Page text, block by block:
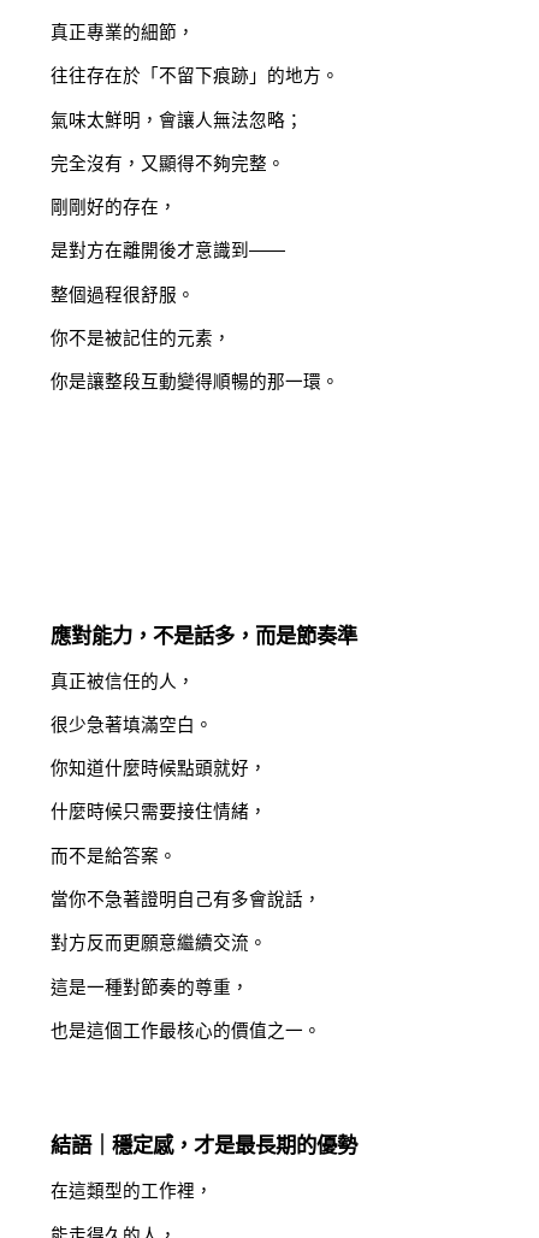
真正專業的細節，
往往存在於「不留下痕跡」的地方。
氣味太鮮明，會讓人無法忽略；
完全沒有，又顯得不夠完整。
剛剛好的存在，
是對方在離開後才意識到——
整個過程很舒服。
你不是被記住的元素，
你是讓整段互動變得順暢的那一環。
應對能力，不是話多，而是節奏準
真正被信任的人，
很少急著填滿空白。
你知道什麼時候點頭就好，
什麼時候只需要接住情緒，
而不是給答案。
當你不急著證明自己有多會說話，
對方反而更願意繼續交流。
這是一種對節奏的尊重，
也是這個工作最核心的價值之一。
結語｜穩定感，才是最長期的優勢
在這類型的工作裡，